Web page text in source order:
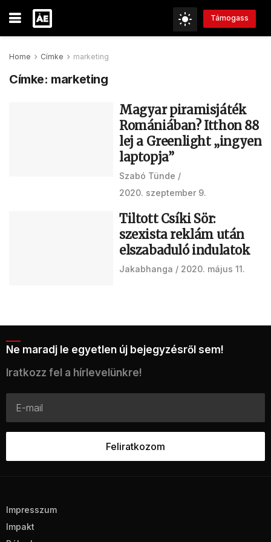
Támogass
Home Címke marketing
Címke: marketing
Magyar piramisjáték
Romániában? Itthon 88
lej a Greenlight „ingyen
laptopja”
Szabó Tünde
2020. szeptember 9.
Tiltott Csíki Sör:
szexista reklám után
elszabaduló indulatok
Jakabhanga 2020. május 11.
Ne maradj le egyetlen új bejegyzésről sem!
Iratkozz fel a hírlevelünkre!
Impresszum
Impakt